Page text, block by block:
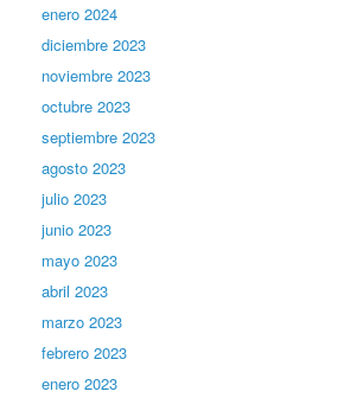
enero 2024
diciembre 2023
noviembre 2023
octubre 2023
septiembre 2023
agosto 2023
julio 2023
junio 2023
mayo 2023
abril 2023
marzo 2023
febrero 2023
enero 2023